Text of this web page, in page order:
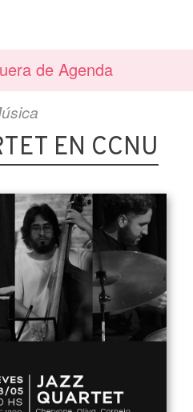
de Agenda
EN CCNU